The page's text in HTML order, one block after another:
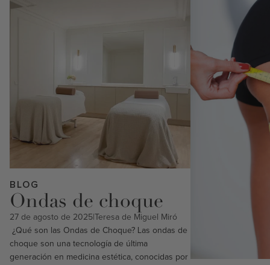
BLOG
Ondas de choque
27 de agosto de 2025
Teresa de Miguel Miró
¿Qué son las Ondas de Choque? Las ondas de
choque son una tecnología de última
generación en medicina estética, conocidas por
protocolos de